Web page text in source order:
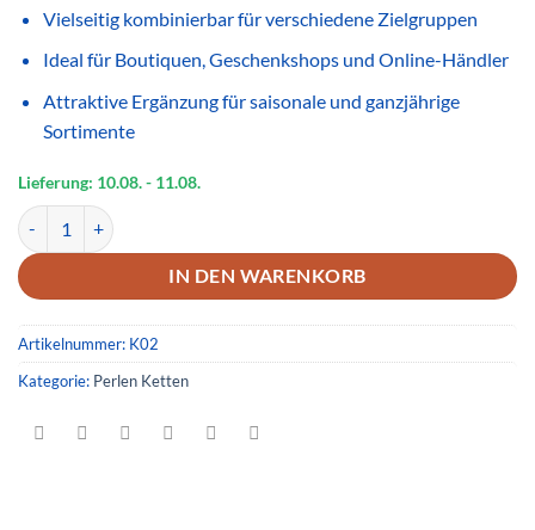
Vielseitig kombinierbar für verschiedene Zielgruppen
Ideal für Boutiquen, Geschenkshops und Online-Händler
Attraktive Ergänzung für saisonale und ganzjährige
Sortimente
Lieferung: 10.08.- 11.08.
Handgemachte Perlenkette Blau Rosa Weiß – Glänzende
IN DEN WARENKORB
Artikelnummer: K02
Kategorie: Perlen Ketten